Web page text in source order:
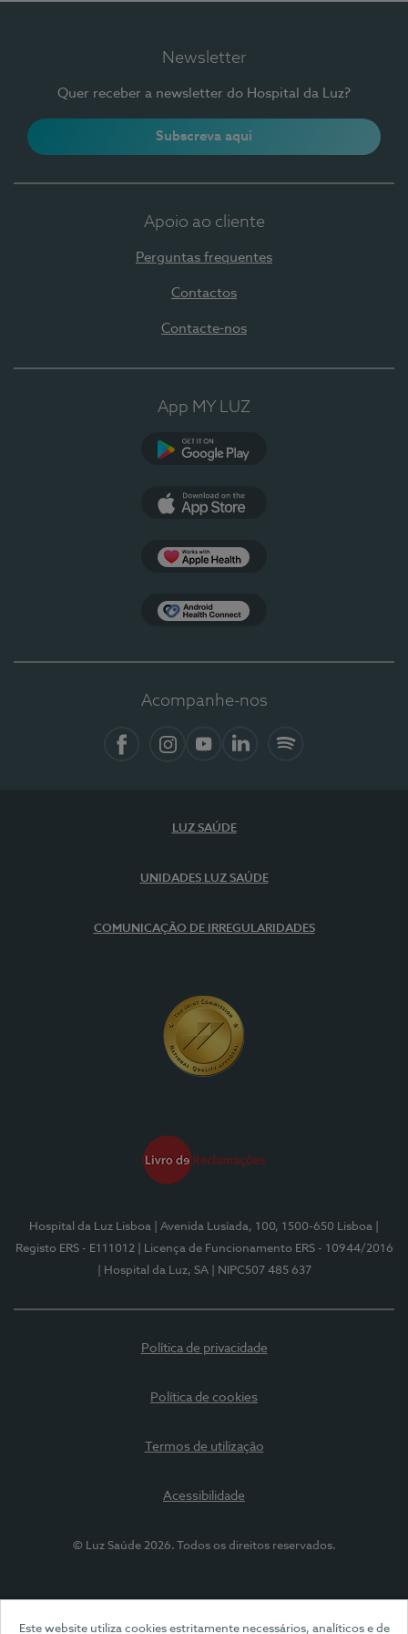
Este website utiliza cookies estritamente necessários, analíticos e de
Newsletter
Quer receber a newsletter do Hospital da Luz?
Subscreva aqui
Apoio ao cliente
Perguntas frequentes
Contactos
Contacte-nos
App MY LUZ
Acompanhe-nos
LUZ SAÚDE
UNIDADES LUZ SAÚDE
COMUNICAÇÃO DE IRREGULARIDADES
Hospital da Luz Lisboa | Avenida Lusíada, 100, 1500-650 Lisboa
Registo ERS - E111012
| Licença de Funcionamento ERS - 10944/2016
| Hospital da Luz, SA
| NIPC507 485 637
Política de privacidade
Política de cookies
Termos de utilização
Acessibilidade
© Luz Saúde 2026. Todos os direitos reservados.